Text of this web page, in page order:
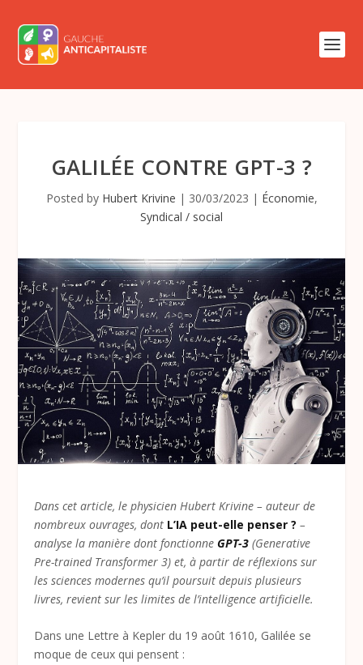
GALILÉE CONTRE GPT-3 ?
Posted by Hubert Krivine | 30/03/2023 | Économie,
Syndical / social
Dans cet article, le physicien Hubert Krivine – auteur de
nombreux ouvrages, dont L’IA peut-elle penser ?–
analyse la manière dont fonctionneGPT-3 (Generative
Pre-trained Transformer 3) et, à partir de réflexions sur
les sciences modernes qu’il poursuit depuis plusieurs
livres, revient sur les limites de l’intelligence artificielle.
Dans une Lettre à Kepler du 19 août 1610, Galilée se
moque de ceux qui pensent :